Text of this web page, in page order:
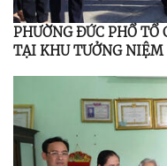
PHƯỜNG ĐỨC PHỔ TỔ